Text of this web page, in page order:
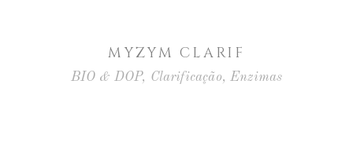
MYZYM CLARIF
BIO & DOP, Clarificação,Enzimas